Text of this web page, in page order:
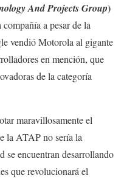
And Projects Group)
a pesar de la
vendió Motorola al gigante
en mención, que
de la categoría
maravillosamente el
la ATAP no sería la
se encuentran desarrollando
que revolucionará el